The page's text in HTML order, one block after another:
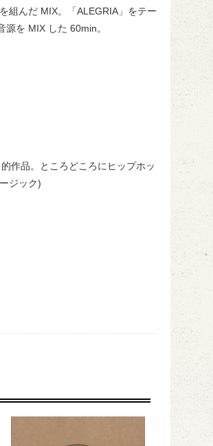
組んだ MIX。「ALEGRIA」をテー
を MIX した 60min。
作品。ところどころにヒップホッ
ジック)